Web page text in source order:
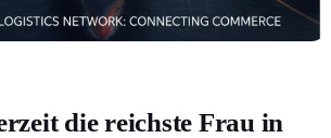
die reichste Frau in